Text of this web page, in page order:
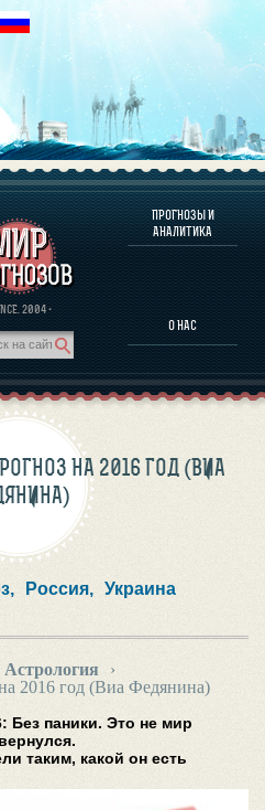
2004 ·
ПРОГНОЗЫ И
АНАЛИТИКА
О НАС
ЧЕЛОВЕКА
ЛИЧНОСТЕЙ
И АНАЛИТИКА
НА 2016 ГОД (ВИА
Россия, Украина
Астрология
›
2016 год (Виа Федянина)
Без паники. Это не мир
таким, какой он есть